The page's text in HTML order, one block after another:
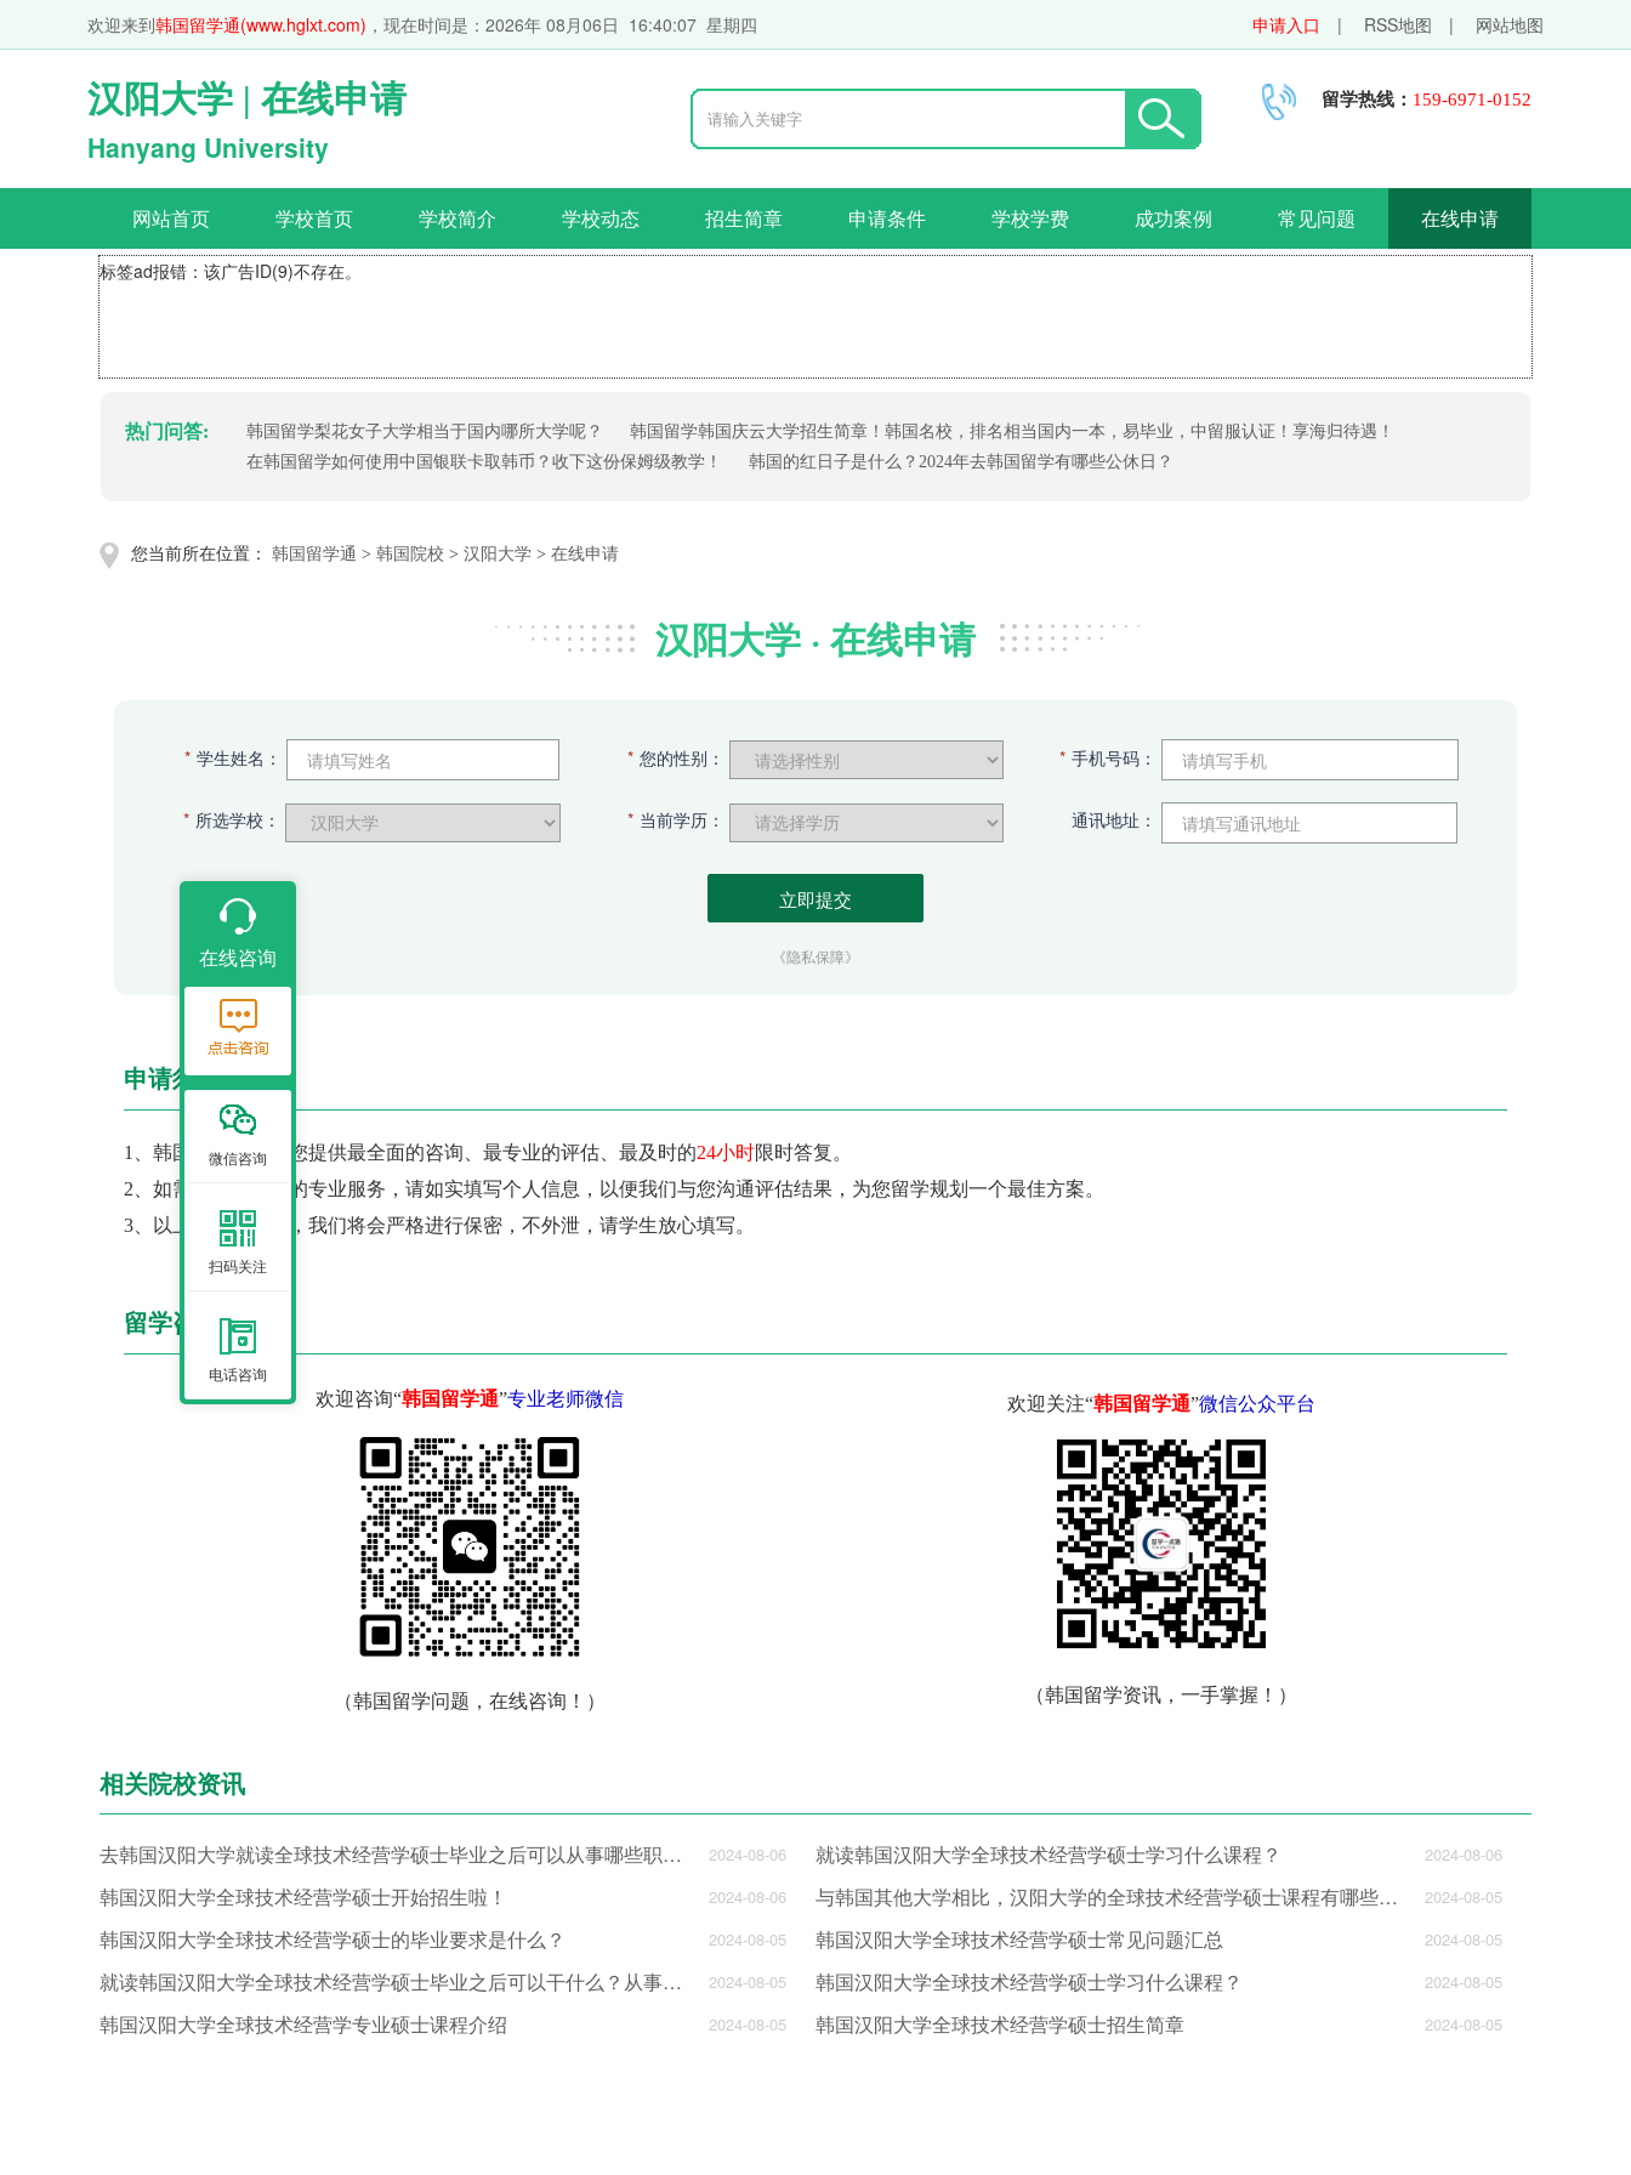
欢迎来到韩国留学通(www.hglxt.com) ，现在时间是： 2026年 08月06日 16:40:08 星期四 申请入口 | RSS地图 | 网站地图
汉阳大学 | 在线申请
Hanyang University
留学热线： 159-6971-0152
网站首页 学校首页 学校简介 学校动态 招生简章 申请条件 学校学费 成功案例 常见问题 在线申请
标签ad报错：该广告ID(9)不存在。
热门问答: 韩国留学梨花女子大学相当于国内哪所大学呢？
韩国留学韩国庆云大学招生简章！韩国名校，排名相当国内一本，易毕业，中留服认证！享海归待遇！
在韩国留学如何使用中国银联卡取韩币？收下这份保姆级教学！
韩国的红日子是什么？2024年去韩国留学有哪些公休日？
您当前所在位置： 韩国留学通 > 韩国院校 > 汉阳大学 > 在线申请
汉阳大学 · 在线申请
* 学生姓名： * 您的性别： * 手机号码：
* 所选学校： * 当前学历： 通讯地址：
《隐私保障》
申请须知
1、韩国留学通将为您提供最全面的咨询、最专业的评估、最及时的24小时限时答复。
2、如需韩国留学通的专业服务，请如实填写个人信息，以便我们与您沟通评估结果，为您留学规划一个最佳方案。
3、以上填写的信息，我们将会严格进行保密，不外泄，请学生放心填写。
留学咨询
欢迎咨询“韩国留学通”专业老师微信
（韩国留学问题，在线咨询！）
欢迎关注“韩国留学通”微信公众平台
（韩国留学资讯，一手掌握！）
相关院校资讯
去韩国汉阳大学就读全球技术经营学硕士毕业之后可以从事哪些职业？ 2024-08-06 就读韩国汉阳大学全球技术经营学硕士学习什么课程？ 2024-08-06
韩国汉阳大学全球技术经营学硕士开始招生啦！ 2024-08-06 与韩国其他大学相比，汉阳大学的全球技术经营学硕士课程有哪些优势？ 2024-08-05
韩国汉阳大学全球技术经营学硕士的毕业要求是什么？ 2024-08-05 韩国汉阳大学全球技术经营学硕士常见问题汇总 2024-08-05
就读韩国汉阳大学全球技术经营学硕士毕业之后可以干什么？从事哪些职业？ 2024-08-05 韩国汉阳大学全球技术经营学硕士学习什么课程？ 2024-08-05
韩国汉阳大学全球技术经营学专业硕士课程介绍 2024-08-05 韩国汉阳大学全球技术经营学硕士招生简章 2024-08-05
在线咨询
微信咨询
扫码关注
电话咨询